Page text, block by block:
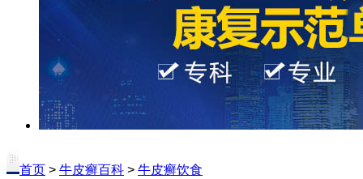
首页 > 牛皮癣百科 > 牛皮癣饮食